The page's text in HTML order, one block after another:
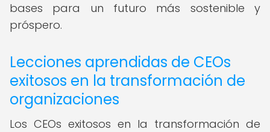
bases para un futuro más sostenible y
próspero.
Lecciones aprendidas de CEOs
exitosos en la transformación de
organizaciones
Los CEOs exitosos en la transformación de